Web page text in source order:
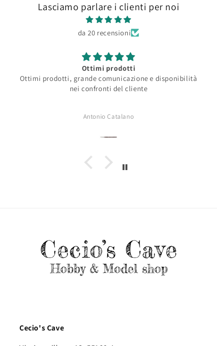
Lasciamo parlare i clienti per noi
da 20 recensioni
Ottimi prodotti
Ottimi prodotti, grande comunicazione e disponibilità
nei confronti del cliente
Antonio Catalano
Cecio's Cave